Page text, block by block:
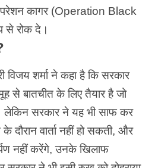
कागर (Operation Black
से रोक दे।
शर्मा ने कहा है कि सरकार
से बातचीत के लिए तैयार है जो
लेकिन सरकार ने यह भी साफ कर
के दौरान वार्ता नहीं हो सकती, और
नहीं करेंगे, उनके खिलाफ